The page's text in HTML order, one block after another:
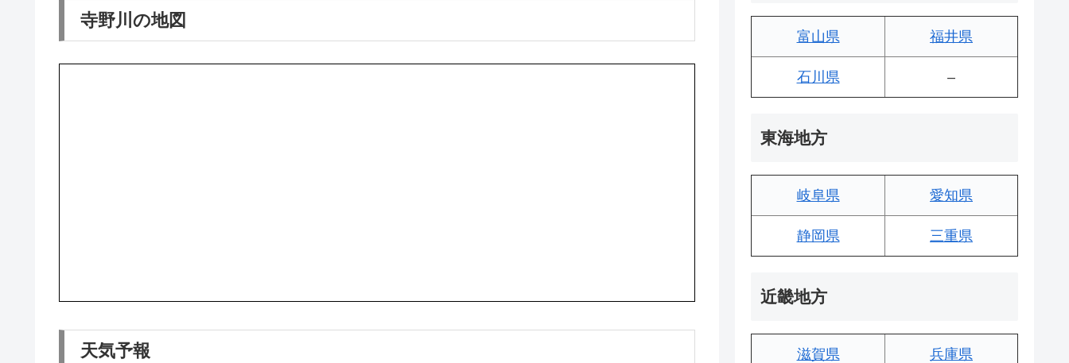
寺野川の地図
天気予報
富山県 福井県
石川県 –
東海地方
岐阜県 愛知県
静岡県 三重県
近畿地方
滋賀県 兵庫県